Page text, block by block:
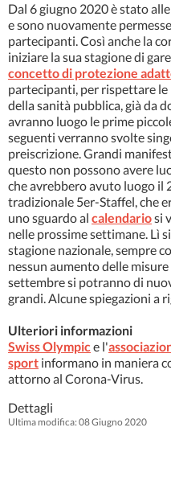
Dal 6 giugno 2020 è stato
e sono nuovamente
partecipanti. Così anche la
iniziare la sua stagione di
concetto di protezione
partecipanti, per rispettare
della sanità pubblica, già da
avranno luogo le prime
seguenti verranno svolte
preiscrizione. Grandi
questo non possono avere
che avrebbero avuto luogo il
tradizionale 5er-Staffel, che
uno sguardo al calendariosi
nelle prossime settimane. Lì
stagione nazionale, sempre
nessun aumento delle
settembre si potranno di
grandi. Alcune spiegazioni a
Ulteriori informazioni
Swiss Olympice l'
sport informano in maniera
attorno al Corona-Virus.
Dettagli
Ultima modifica: 08 Giugno 2020